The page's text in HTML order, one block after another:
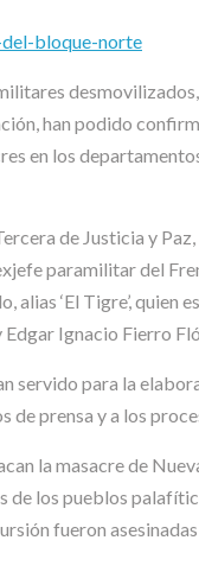
bloque-norte
han podido
en los
de Justicia y
paramilitar del
‘El Tigre’, quien
Ignacio Fierro
servido para la
prensa y a los
la masacre de
de los pueblos
fueron